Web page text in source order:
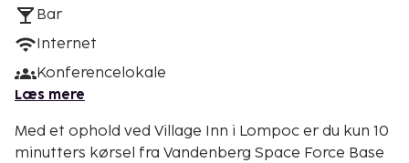
Bar
Internet
Konferencelokale
Læs mere
Med et ophold ved Village Inn i Lompoc er du kun 10
minutters kørsel fra Vandenberg Space Force Base